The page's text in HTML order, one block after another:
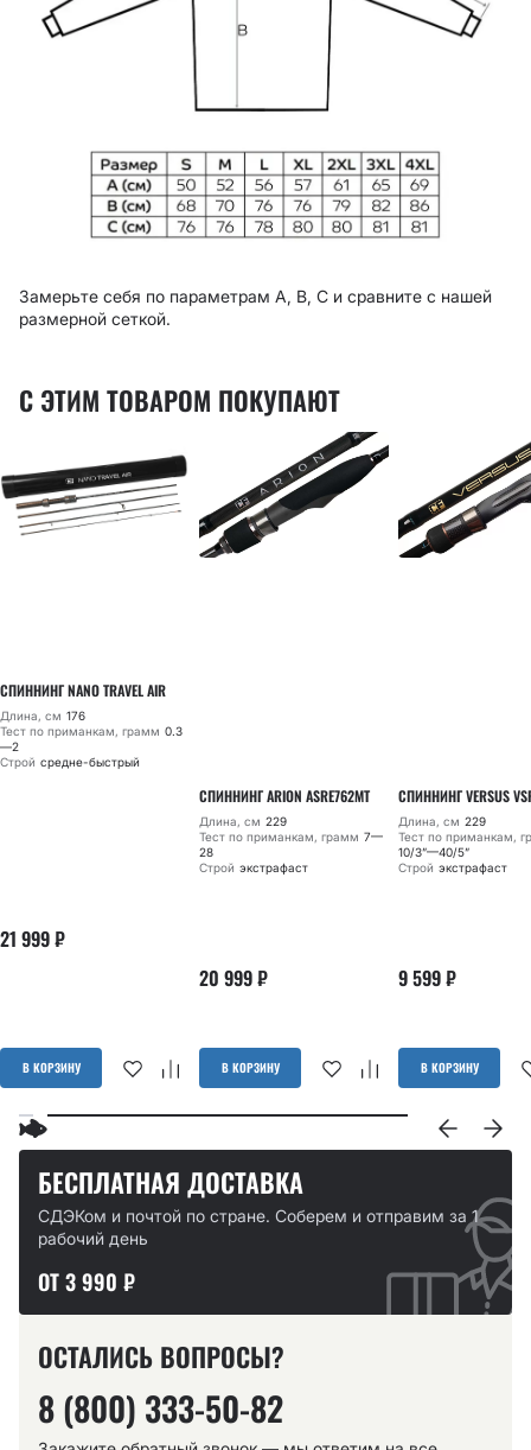
Замерьте себя по параметрам A, B, C и сравните с нашей
размерной сеткой.
С ЭТИМ ТОВАРОМ ПОКУПАЮТ
СПИННИНГ NANO TRAVEL AIR
Длина, см 176
Тест по приманкам, грамм 0.3
—2
Строй средне-быстрый
21 999₽
В КОРЗИНУ
СПИННИНГ ARION ASRE762MT
Длина, см 229
Тест по приманкам, грамм 7—
28
Строй экстрафаст
20 999₽
В КОРЗИНУ
СПИННИНГ VERSUS
Длина, см 229
Тест по приманкам,
10/3”—40/5”
Строй экстрафаст
9 599₽
В КОРЗИНУ
БЕСПЛАТНАЯ ДОСТАВКА
СДЭКом и почтой по стране. Соберем и отправим за 1
рабочий день
ОТ 3 990 ₽
ОСТАЛИСЬ ВОПРОСЫ?
8 (800) 333-50-82